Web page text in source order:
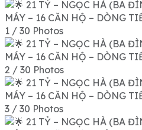
1 / 30 Photos
2 / 30 Photos
3 / 30 Photos